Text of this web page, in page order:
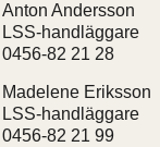
Anton Andersson
LSS-handläggare
0456-82 21 28
Madelene Eriksson
LSS-handläggare
0456-82 21 99